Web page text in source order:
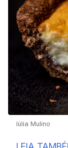
Iúlia Mulino